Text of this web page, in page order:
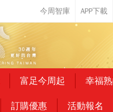
富足今周起 幸福
訂購優惠 活動報名